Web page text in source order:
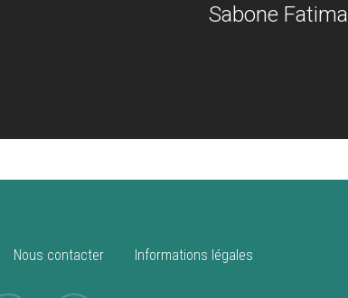
Sabone Fatima
Nous contacter Informations légales